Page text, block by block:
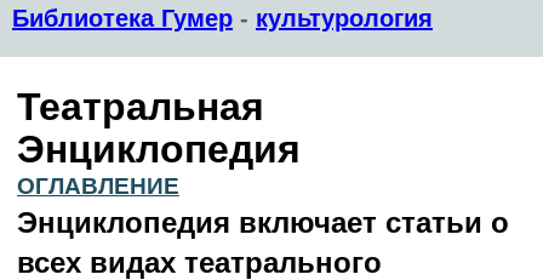
Библиотека Гумер - культурология
Театральная
Энциклопедия
ОГЛАВЛЕНИЕ
Энциклопедия включает статьи о
всех видах театрального